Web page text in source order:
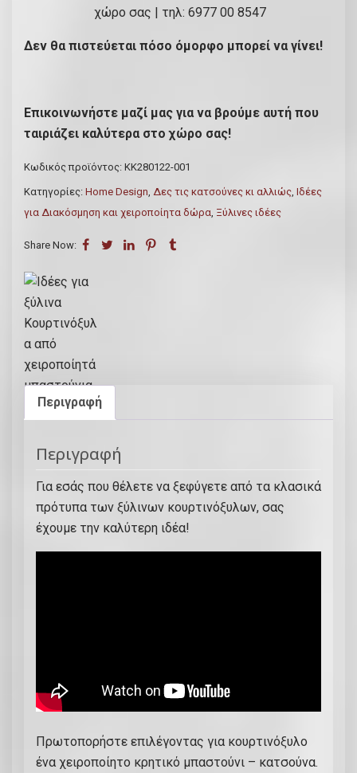
χώρο σας | τηλ: 6977 00 8547
Δεν θα πιστεύεται πόσο όμορφο μπορεί να γίνει!
Επικοινωνήστε μαζί μας για να βρούμε αυτή που
ταιριάζει καλύτερα στο χώρο σας!
Κωδικός προϊόντος: ΚΚ280122-001
Κατηγορίες: Home Design Δες τις κατσούνες κι αλλιώς Ιδέες
για Διακόσμηση και χειροποίητα δώρα Ξύλινες ιδέες
Share Now:
Περιγραφή
Περιγραφή
Για εσάς που θέλετε να ξεφύγετε από τα κλασικά
πρότυπα των ξύλινων κουρτινόξυλων, σας
έχουμε την καλύτερη ιδέα!
Πρωτοπορήστε επιλέγοντας για κουρτινόξυλο
ένα χειροποίητο κρητικό μπαστούνι – κατσούνα.